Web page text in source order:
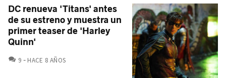
DC renueva 'Titans' antes
de su estreno y muestra un
primer teaser de 'Harley
Quinn'
9 COMENTARIOS
HACE 8 AÑOS